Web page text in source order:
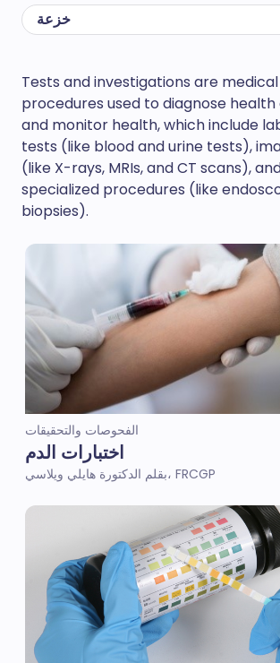
خزعة
Tests and investigations are medical
procedures used to diagnose health
and monitor health, which include
tests (like blood and urine tests),
(like X-rays, MRIs, and CT scans),
specialized procedures (like
biopsies).
الفحوصات والتحقيقات
اختبارات الدم
بقلم الدكتورة هايلي ويلاسي، FRCGP